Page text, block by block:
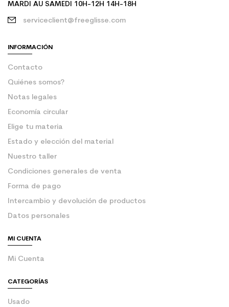
MARDI AU SAMEDI 10H-12H 14H-18H
serviceclient@freeglisse.com
INFORMACIÓN
Contacto
Quiénes somos?
Notas legales
Economía circular
Elige tu materia
Estado y elección del material
Nuestro taller
Condiciones generales de venta
Forma de pago
Intercambio y devolución de productos
Datos personales
MI CUENTA
Mi Cuenta
CATEGORÍAS
Usado